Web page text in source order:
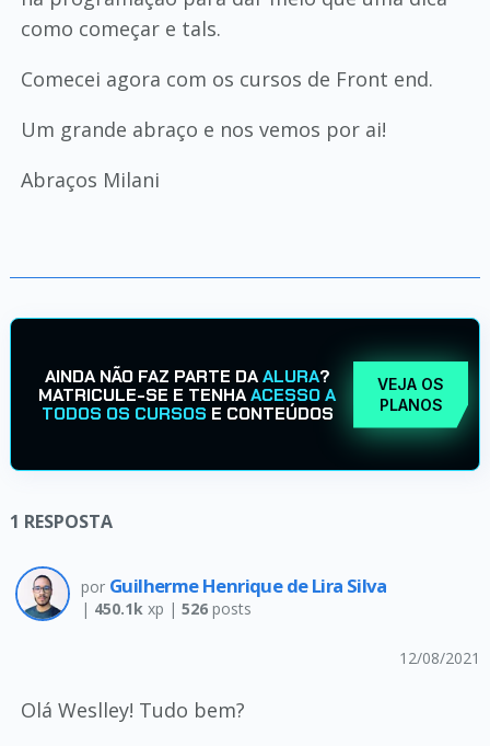
como começar e tals.
Comecei agora com os cursos de Front end.
Um grande abraço e nos vemos por ai!
Abraços Milani
AINDA NÃO FAZ PARTE DAALURA?
MATRICULE-SE E TENHAACESSO A
TODOS OS CURSOS E CONTEÚDOS
VEJA OS
PLANOS
1 RESPOSTA
por Guilherme Henrique de Lira Silva
| 450.1kxp | 526posts
12/08/2021
Olá Weslley! Tudo bem?